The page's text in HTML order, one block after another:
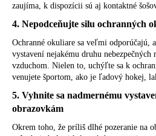
zaujíma, k dispozícii sú aj kontaktné
4. Nepodceňujte silu ochranných
Ochranné okuliare sa veľmi odporúčajú,
vystavení nejakému druhu nebezpečných
vzduchom. Nielen to, uchýľte sa k
venujete športom, ako je ľadový hokej,
5. Vyhnite sa nadmernému
obrazovkám
Okrem toho, že príliš dlhé pozeranie na